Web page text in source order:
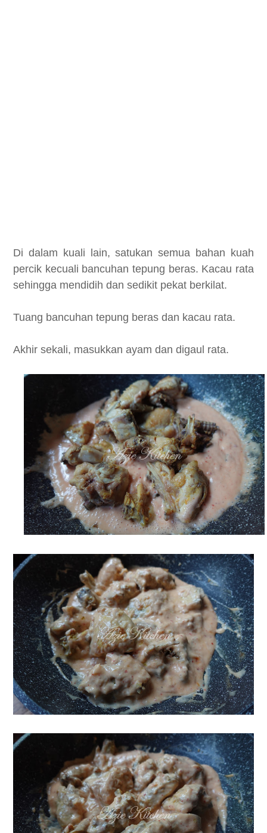
Di dalam kuali lain, satukan semua bahan kuah
percik kecuali bancuhan tepung beras. Kacau rata
sehingga mendidih dan sedikit pekat berkilat.
Tuang bancuhan tepung beras dan kacau rata.
Akhir sekali, masukkan ayam dan digaul rata.